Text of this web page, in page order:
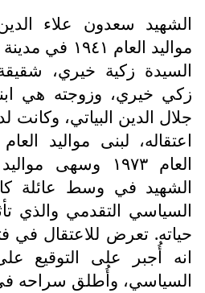
الشهيد سعدون علاء
مواليد العام
السيدة زكية خيري،
زكي خيري، وزوجته هي
جلال الدين البياتي،
الشهيد في وسط عائلة
السياسي التقدمي والذي
حياته. تعرض للاعتقال في
انه أُجبر على التوقيع
السياسي، وأُطلق سراحه